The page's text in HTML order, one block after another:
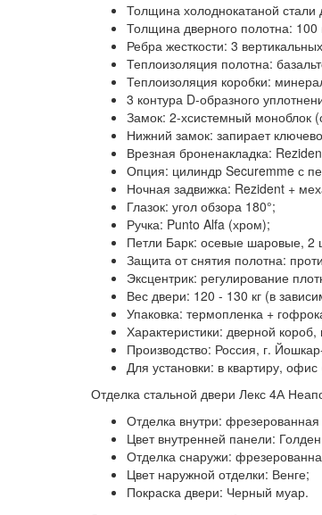
Толщина холоднокатаной стали
Толщина дверного полотна:
Ребра жесткости: 3
Теплоизоляция полотна:
Теплоизоляция коробки:
3 контура D-образного
Замок: 2-хсистемный моноблок
Нижний замок: запирает
Врезная броненакладка:
Опция: цилиндр Securemme с
Ночная задвижка: Rezident +
Глазок: угол обзора 180°;
Ручка: Punto Alfa (хром);
Петли Барк: осевые шаровые, 2
Защита от снятия полотна:
Эксцентрик: регулирование
Вес двери: 120 - 130 кг (в
Упаковка: термопленка +
Характеристики: дверной
Производство: Россия, г.
Для установки: в квартиру,
Отделка стальной двери Лекс 4А
Отделка внутри:
Цвет внутренней панели:
Отделка снаружи:
Цвет наружной отделки: Венге;
Покраска двери: Черный муар.